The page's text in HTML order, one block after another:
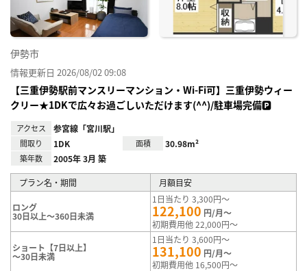
伊勢市
情報更新日 2026/08/02 09:08
【三重伊勢駅前マンスリーマンション・Wi-Fi可】三重伊勢ウィー
クリー★1DKで広々お過ごしいただけます(^^)/駐車場完備🅿
アクセス 参宮線「宮川駅」
間取り 1DK 面積 30.98m²
築年数 2005年 3月 築
プラン名・期間 月額目安
ロング
30日以上～360日未満
1日当たり 3,300円～
122,100 円/月～
初期費用他 22,000円～
ショート【7日以上】
～30日未満
1日当たり 3,600円～
131,100 円/月～
初期費用他 16,500円～